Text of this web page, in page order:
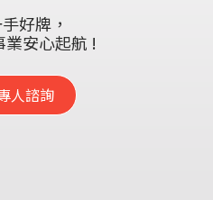
好牌，
業安心起航 !
人諮詢